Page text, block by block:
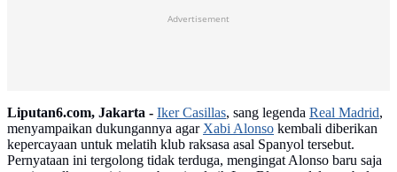
Advertisement
Liputan6.com, Jakarta - Iker Casillas, sang legenda Real Madrid,
menyampaikan dukungannya agarXabi Alonso kembali diberikan
kepercayaan untuk melatih klub raksasa asal Spanyol tersebut.
Pernyataan ini tergolong tidak terduga, mengingat Alonso baru saja